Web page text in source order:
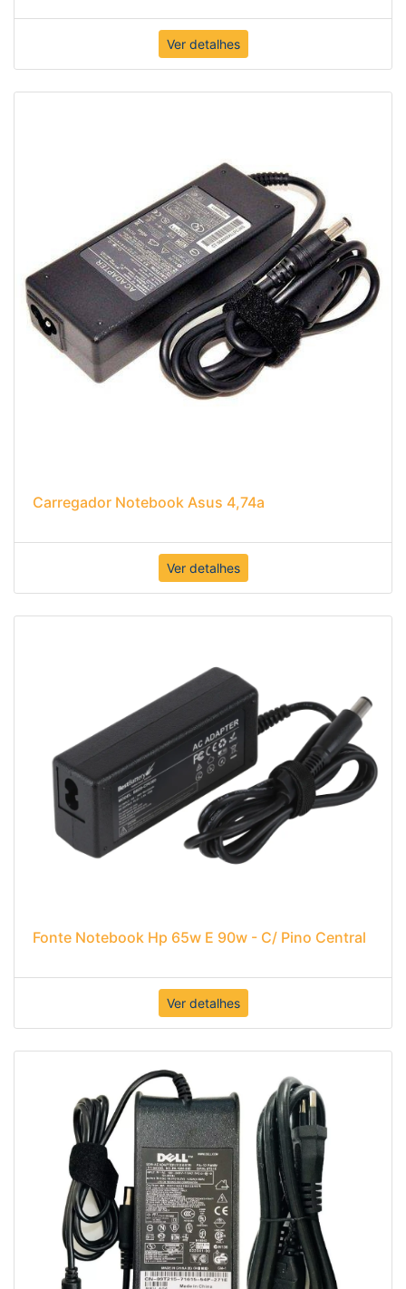
Ver detalhes
Carregador Notebook Asus 4,74a
Ver detalhes
Fonte Notebook Hp 65w E 90w - C/ Pino Central
Ver detalhes